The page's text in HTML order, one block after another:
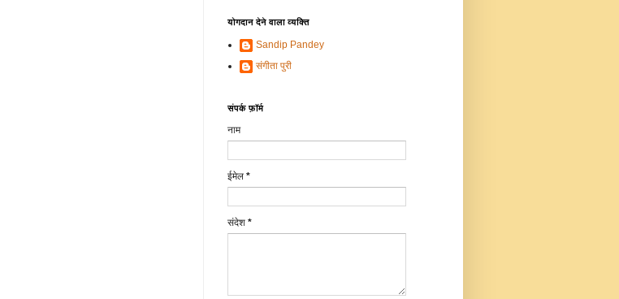
योगदान देने वाला व्यक्ति
Sandip Pandey
संगीता पुरी
संपर्क फ़ॉर्म
नाम
ईमेल *
संदेश *